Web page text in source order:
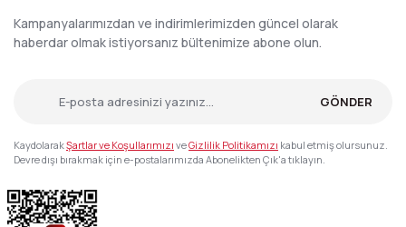
Kampanyalarımızdan ve indirimlerimizden güncel olarak
haberdar olmak istiyorsanız bültenimize abone olun.
GÖNDER
KaydolarakŞartlar ve Koşullarımızı veGizlilik Politikamızı kabul etmiş olursunuz.
Devre dışı bırakmak için e-postalarımızda Abonelikten Çık'a tıklayın.